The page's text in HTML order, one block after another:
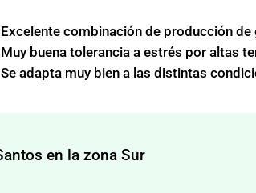
Excelente combinación de producción
Muy buena tolerancia a estrés por altas
Se adapta muy bien a las distintas
en la zona Sur